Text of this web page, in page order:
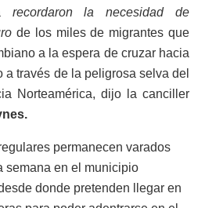
recordaron la necesidad de
de los miles de migrantes que
a la espera de cruzar hacia
a través de la peligrosa selva del
Norteamérica, dijo la canciller
permanecen varados
semana en el municipio
donde pretenden llegar en